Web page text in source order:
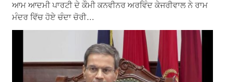
ਆਮ ਆਦਮੀ ਪਾਰਟੀ ਦੇ ਕੌਮੀ ਕਨਵੀਨਰ ਅਰਵਿੰਦ ਕੇਜਰੀਵਾਲ ਨੇ ਰਾਮ
ਮੰਦਰ ਵਿੱਚ ਹੋਏ ਚੰਦਾ ਚੋਰੀ…